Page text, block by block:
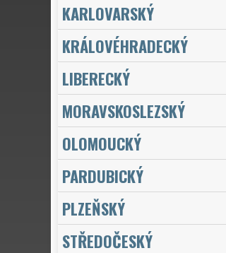
KARLOVARSKÝ
KRÁLOVÉHRADECKÝ
LIBERECKÝ
MORAVSKOSLEZSKÝ
OLOMOUCKÝ
PARDUBICKÝ
PLZEŇSKÝ
STŘEDOČESKÝ